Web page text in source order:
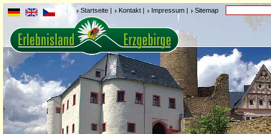
Startseite | Kontakt | Impressum | Sitemap